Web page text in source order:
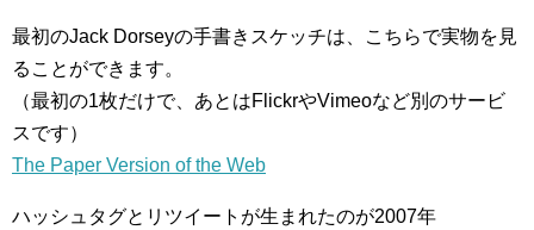
最初のJack Dorseyの手書きスケッチは、こちらで実物を見
ることができます。
（最初の1枚だけで、あとはFlickrやVimeoなど別のサービ
スです）
The Paper Version of the Web
ハッシュタグとリツイートが生まれたのが2007年